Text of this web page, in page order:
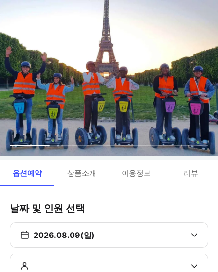
옵션예약 상품소개 이용정보 리뷰
날짜 및 인원 선택
2026.08.09(일)